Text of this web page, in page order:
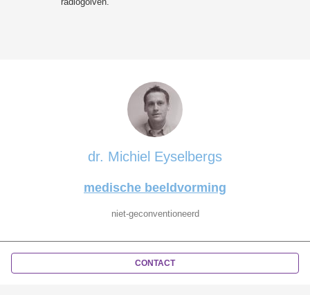
radiogolven.
dr. Michiel Eyselbergs
medische beeldvorming
niet-geconventioneerd
CONTACT